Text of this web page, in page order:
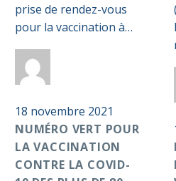
vaccination
contre
Covid-
19
plus
de
80
ans
prise de rendez-vous
pour la vaccination à…
18 novembre 2021
NUMÉRO VERT POUR
LA VACCINATION
CONTRE LA COVID-